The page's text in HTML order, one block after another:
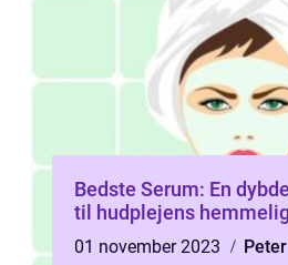
Bedste Serum: En
til hudplejens
01 november 2023